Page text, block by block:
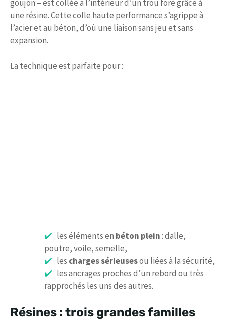
goujon – est collée à l’intérieur d’un trou foré grâce à
une résine. Cette colle haute performance s’agrippe à
l’acier et au béton, d’où une liaison sans jeu et sans
expansion.
La technique est parfaite pour :
les éléments en béton plein: dalle,
poutre, voile, semelle,
les charges sérieusesou liées à la sécurité,
les ancrages proches d’un rebord ou très
rapprochés les uns des autres.
Résines : trois grandes familles